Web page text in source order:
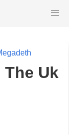
The Uk